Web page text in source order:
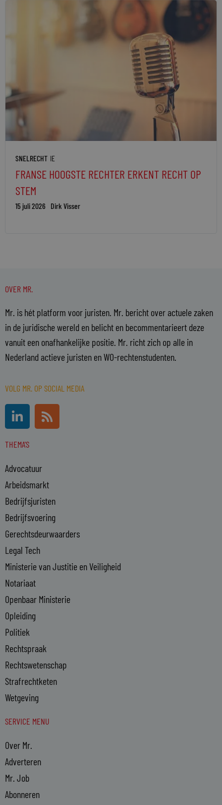
SNELRECHT IE
FRANSE HOOGSTE RECHTER ERKENT RECHT OP
STEM
15 juli 2026 Dirk Visser
OVER MR.
Mr. is hét platform voor juristen. Mr. bericht over actuele zaken
in de juridische wereld en belicht en becommentarieert deze
vanuit een onafhankelijke positie. Mr. richt zich op alle in
Nederland actieve juristen en WO-rechtenstudenten.
VOLG MR. OP SOCIAL MEDIA
i
k
d
i
n
-
i
n
R
s
THEMA'S
Advocatuur
Arbeidsmarkt
Bedrijfsjuristen
Bedrijfsvoering
Gerechtsdeurwaarders
Legal Tech
Ministerie van Justitie en Veiligheid
Notariaat
Openbaar Ministerie
Opleiding
Politiek
Rechtspraak
Rechtswetenschap
Strafrechtketen
Wetgeving
SERVICE MENU
Over Mr.
Adverteren
Mr. Job
Abonneren